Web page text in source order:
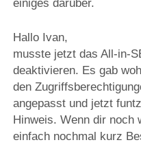
einiges darüber.
Hallo Ivan,
musste jetzt das All-in-
deaktivieren. Es gab
den
angepasst und jetzt
Hinweis. Wenn dir noch
einfach nochmal kurz